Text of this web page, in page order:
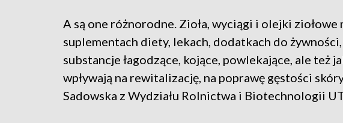
A są one różnorodne. Zioła, wyciągi i olejki ziołowe
suplementach diety, lekach, dodatkach do
substancje łagodzące, kojące, powlekające, ale też
wpływają na rewitalizację, na poprawę gęstości
Sadowska z Wydziału Rolnictwa i Biotechnologii